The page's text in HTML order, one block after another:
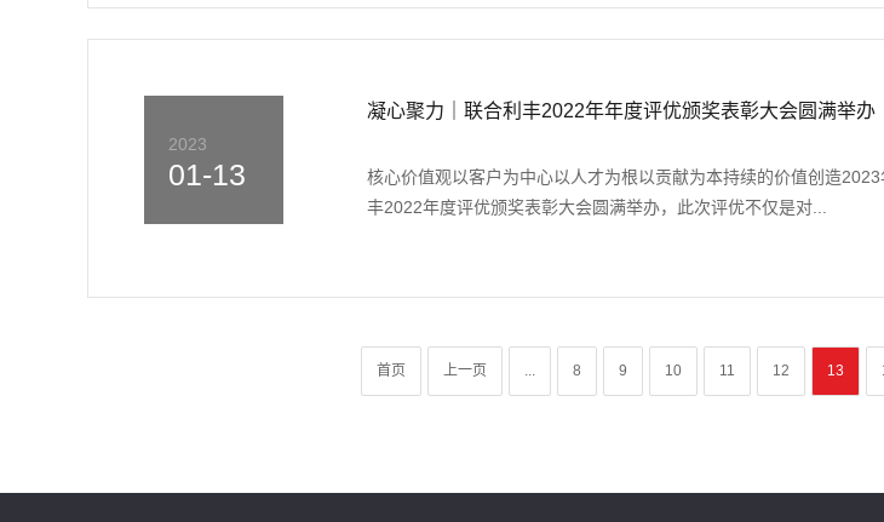
2023
01-13
凝心聚力｜联合利丰2022年年度评优颁奖表彰大会圆满举办
核心价值观以客户为中心以人才为根以贡献为本持续的价值创造2023
丰2022年度评优颁奖表彰大会圆满举办，此次评优不仅是对...
首页 上一页 ... 8 9 10 11 12 13